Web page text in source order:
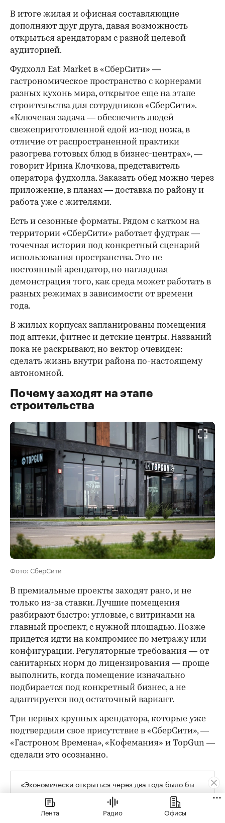
В итоге жилая и офисная составляющие
дополняют друг друга, давая возможность
открыться арендаторам с разной целевой
аудиторией.
Фудхолл Eat Market в «СберСити» —
гастрономическое пространство с корнерами
разных кухонь мира, открытое еще на этапе
строительства для сотрудников «СберСити».
«Ключевая задача — обеспечить людей
свежеприготовленной едой из-под ножа, в
отличие от распространенной практики
разогрева готовых блюд в бизнес-центрах», —
говорит Ирина Клочкова, представитель
оператора фудхолла. Заказать обед можно через
приложение, в планах — доставка по району и
работа уже с жителями.
Есть и сезонные форматы. Рядом с катком на
территории «СберСити» работает фудтрак —
точечная история под конкретный сценарий
использования пространства. Это не
постоянный арендатор, но наглядная
демонстрация того, как среда может работать в
разных режимах в зависимости от времени
года.
В жилых корпусах запланированы помещения
под аптеки, фитнес и детские центры. Названий
пока не раскрывают, но вектор очевиден:
сделать жизнь внутри района по-настоящему
автономной.
Почему заходят на этапе
строительства
Фото: СберСити
В премиальные проекты заходят рано, и не
только из-за ставки. Лучшие помещения
разбирают быстро: угловые, с витринами на
главный проспект, с нужной площадью. Позже
придется идти на компромисс по метражу или
конфигурации. Регуляторные требования — от
санитарных норм до лицензирования — проще
выполнить, когда помещение изначально
подбирается под конкретный бизнес, а не
адаптируется под остаточный вариант.
Три первых крупных арендатора, которые уже
подтвердили свое присутствие в «СберСити», —
«Гастроном Времена», «Кофемания» и TopGun —
сделали это осознанно.
«Экономически открыться через два года было бы
проще и приятнее. Но мы готовы принять эти риски
и, возможно, какое-то время работать не в плюс. Мы
рассматриваем это как инвестиции в будущее», —
Лента Радио Офисы